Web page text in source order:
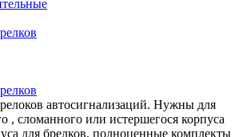
автосигнализаций. Нужны для
, сломанного или истершегося корпуса
для брелков, полноценные комплекты